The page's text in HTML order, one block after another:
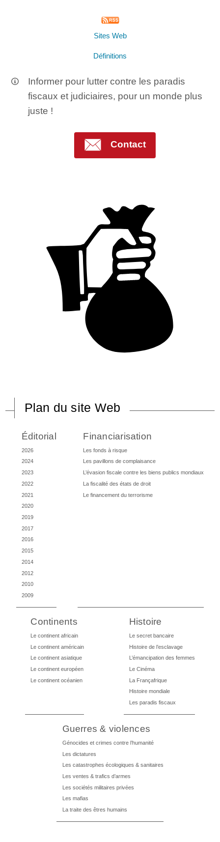
Sites Web
Définitions
Informer pour lutter contre les paradis
fiscaux et judiciaires, pour un monde plus
juste !
Contact
Plan du site Web
Éditorial
2026
2024
2023
2022
2021
2020
2019
2017
2016
2015
2014
2012
2010
2009
Financiarisation
Les fonds à risque
Les pavillons de complaisance
L’évasion fiscale contre les biens publics mondiaux
La fiscalité des états de droit
Le financement du terrorisme
Continents
Le continent africain
Le continent américain
Le continent asiatique
Le continent européen
Le continent océanien
Histoire
Le secret bancaire
Histoire de l’esclavage
L’émancipation des femmes
Le Cinéma
La Françafrique
Histoire mondiale
Les paradis fiscaux
Guerres & violences
Génocides et crimes contre l’humanité
Les dictatures
Les catastrophes écologiques & sanitaires
Les ventes & trafics d’armes
Les sociétés militaires privées
Les mafias
La traite des êtres humains